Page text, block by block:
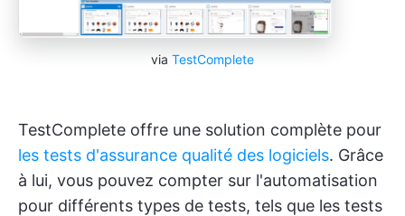
via TestComplete
TestComplete offre une solution complète pour
les tests d'assurance qualité des logiciels. Grâce
à lui, vous pouvez compter sur l'automatisation
pour différents types de tests, tels que les tests